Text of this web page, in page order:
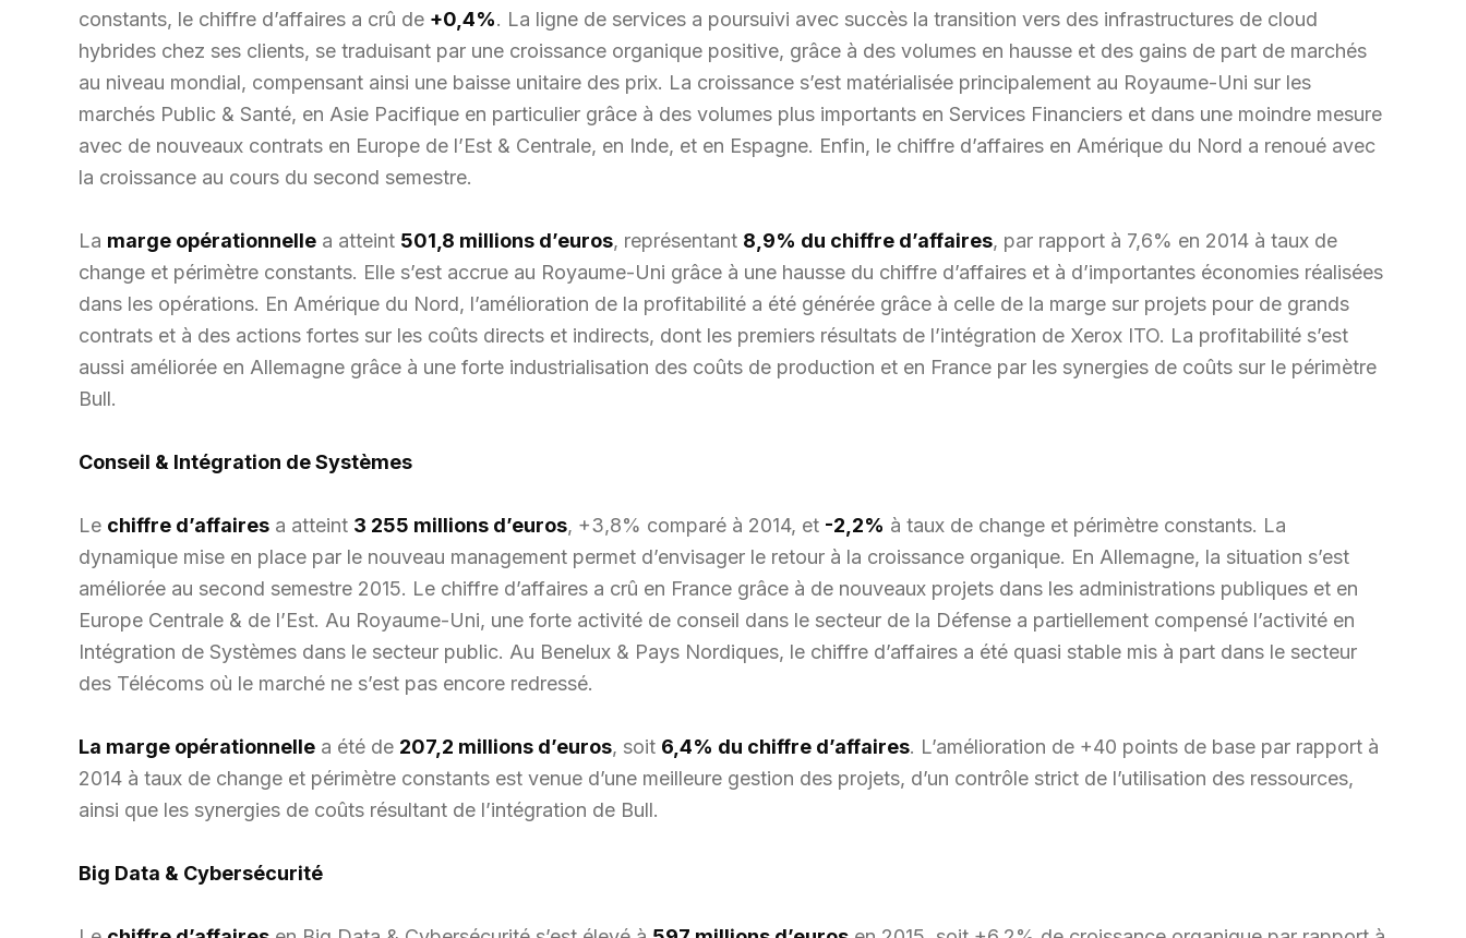
constants, le chiffre d’affaires a crû de +0,4%. La ligne de services a poursuivi avec succès la transition vers des infrastructures de cloud
hybrides chez ses clients, se traduisant par une croissance organique positive, grâce à des volumes en hausse et des gains de part de marchés
au niveau mondial, compensant ainsi une baisse unitaire des prix. La croissance s’est matérialisée principalement au Royaume-Uni sur les
marchés Public & Santé, en Asie Pacifique en particulier grâce à des volumes plus importants en Services Financiers et dans une moindre mesure
avec de nouveaux contrats en Europe de l’Est & Centrale, en Inde, et en Espagne. Enfin, le chiffre d’affaires en Amérique du Nord a renoué avec
la croissance au cours du second semestre.
La marge opérationnelle a atteint 501,8 millions d’euros, représentant 8,9% du chiffre d’affaires, par rapport à 7,6% en 2014 à taux de
change et périmètre constants. Elle s’est accrue au Royaume-Uni grâce à une hausse du chiffre d’affaires et à d’importantes économies réalisées
dans les opérations. En Amérique du Nord, l’amélioration de la profitabilité a été générée grâce à celle de la marge sur projets pour de grands
contrats et à des actions fortes sur les coûts directs et indirects, dont les premiers résultats de l’intégration de Xerox ITO. La profitabilité s’est
aussi améliorée en Allemagne grâce à une forte industrialisation des coûts de production et en France par les synergies de coûts sur le périmètre
Bull.
Conseil & Intégration de Systèmes
Le chiffre d’affaires a atteint 3 255 millions d’euros, +3,8% comparé à 2014, et -2,2% à taux de change et périmètre constants. La
dynamique mise en place par le nouveau management permet d’envisager le retour à la croissance organique. En Allemagne, la situation s’est
améliorée au second semestre 2015. Le chiffre d’affaires a crû en France grâce à de nouveaux projets dans les administrations publiques et en
Europe Centrale & de l’Est. Au Royaume-Uni, une forte activité de conseil dans le secteur de la Défense a partiellement compensé l’activité en
Intégration de Systèmes dans le secteur public. Au Benelux & Pays Nordiques, le chiffre d’affaires a été quasi stable mis à part dans le secteur
des Télécoms où le marché ne s’est pas encore redressé.
La marge opérationnelle a été de 207,2 millions d’euros, soit 6,4% du chiffre d’affaires. L’amélioration de +40 points de base par rapport à
2014 à taux de change et périmètre constants est venue d’une meilleure gestion des projets, d’un contrôle strict de l’utilisation des ressources,
ainsi que les synergies de coûts résultant de l’intégration de Bull.
Big Data & Cybersécurité